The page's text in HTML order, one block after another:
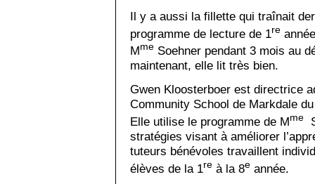
Il y a aussi la fillette qui traînait
programme de lecture de 1re
Mme Soehner pendant 3 mois au
maintenant, elle lit très bien.
Gwen Kloosterboer est directrice
Community School de Markdale
Elle utilise le programme de Mme
stratégies visant à améliorer
tuteurs bénévoles travaillent
élèves de la 1re à la 8e année.